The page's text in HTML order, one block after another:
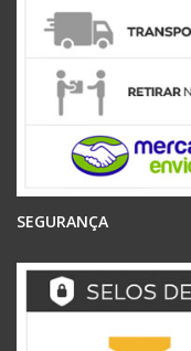
SEGURANÇA